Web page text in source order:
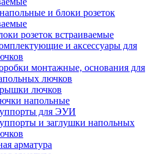
и блоки розеток
розеток встраиваемые
и аксессуары для
монтажные, основания для
лючков
лючков
напольные
для ЭУИ
и заглушки напольных
арматура